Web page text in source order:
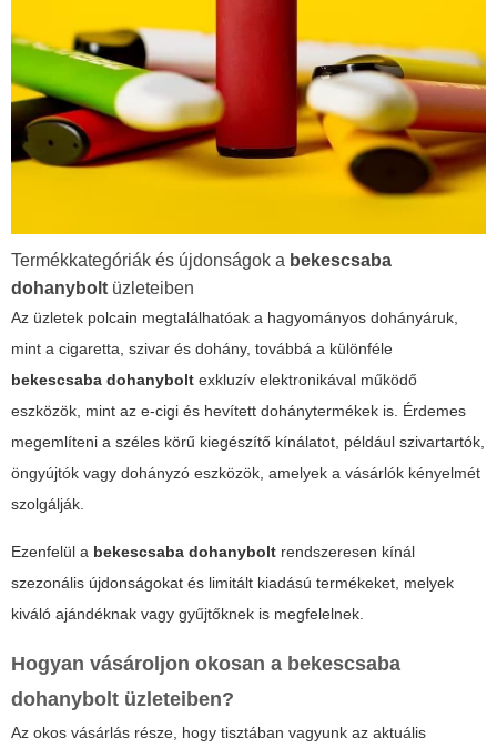
Termékkategóriák és újdonságok a bekescsaba
dohanybolt üzleteiben
Az üzletek polcain megtalálhatóak a hagyományos dohányáruk,
mint a cigaretta, szivar és dohány, továbbá a különféle
bekescsaba dohanybolt exkluzív elektronikával működő
eszközök, mint az e-cigi és hevített dohánytermékek is. Érdemes
megemlíteni a széles körű kiegészítő kínálatot, például szivartartók,
öngyújtók vagy dohányzó eszközök, amelyek a vásárlók kényelmét
szolgálják.
Ezenfelül a bekescsaba dohanybolt rendszeresen kínál
szezonális újdonságokat és limitált kiadású termékeket, melyek
kiváló ajándéknak vagy gyűjtőknek is megfelelnek.
Hogyan vásároljon okosan a bekescsaba
dohanybolt üzleteiben?
Az okos vásárlás része, hogy tisztában vagyunk az aktuális